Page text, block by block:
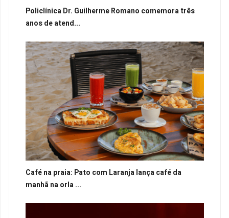
Policlínica Dr. Guilherme Romano comemora três
anos de atend...
Café na praia: Pato com Laranja lança café da
manhã na orla ...